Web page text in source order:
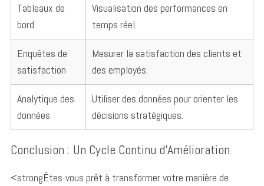
Tableaux de
bord
Visualisation des performances en
temps réel.
Enquêtes de
satisfaction
Mesurer la satisfaction des clients et
des employés.
Analytique des
données
Utiliser des données pour orienter les
décisions stratégiques.
Conclusion : Un Cycle Continu d’Amélioration
<strongÊtes-vous prêt à transformer votre manière de